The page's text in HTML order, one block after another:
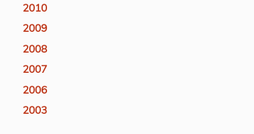
2010
2009
2008
2007
2006
2003